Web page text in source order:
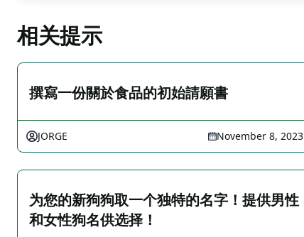
相关提示
撰寫一份關於食品的初始請願書
JORGE November 8, 2023
为您的新狗狗取一个独特的名字！提供男性
和女性狗名供选择！